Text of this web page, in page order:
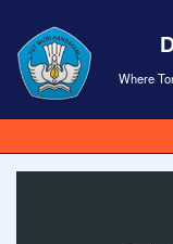
Where